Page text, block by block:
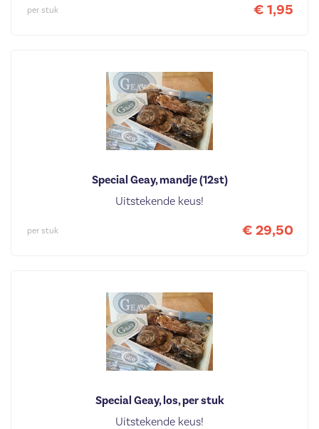
€ 1,95
per stuk
Special Geay, mandje (12st)
Uitstekende keus!
€ 29,50
per stuk
Special Geay, los, per stuk
Uitstekende keus!